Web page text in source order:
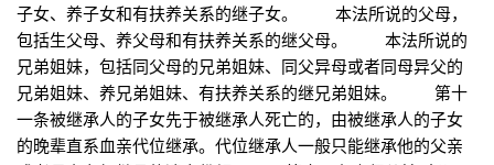
子女、养子女和有扶养关系的继子女。 本法所说的父母，
包括生父母、养父母和有扶养关系的继父母。 本法所说的
兄弟姐妹，包括同父母的兄弟姐妹、同父异母或者同母异父的
兄弟姐妹、养兄弟姐妹、有扶养关系的继兄弟姐妹。 第十
一条被继承人的子女先于被继承人死亡的，由被继承人的子女
的晚辈直系血亲代位继承。代位继承人一般只能继承他的父亲